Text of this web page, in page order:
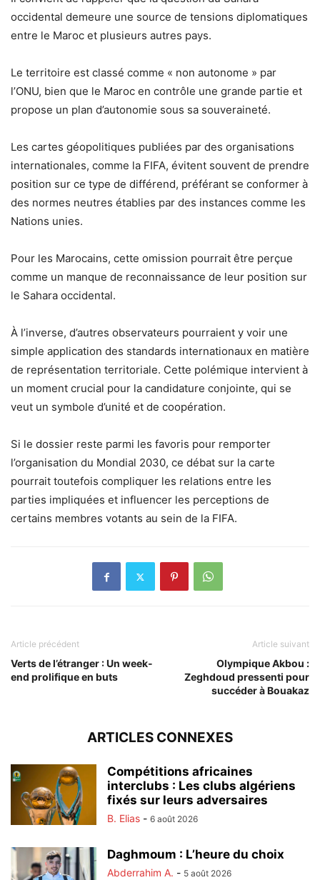
occidental demeure une source de tensions diplomatiques
entre le Maroc et plusieurs autres pays.
Le territoire est classé comme « non autonome » par
l’ONU, bien que le Maroc en contrôle une grande partie et
propose un plan d’autonomie sous sa souveraineté.
Les cartes géopolitiques publiées par des organisations
internationales, comme la FIFA, évitent souvent de prendre
position sur ce type de différend, préférant se conformer à
des normes neutres établies par des instances comme les
Nations unies.
Pour les Marocains, cette omission pourrait être perçue
comme un manque de reconnaissance de leur position sur
le Sahara occidental.
À l’inverse, d’autres observateurs pourraient y voir une
simple application des standards internationaux en matière
de représentation territoriale. Cette polémique intervient à
un moment crucial pour la candidature conjointe, qui se
veut un symbole d’unité et de coopération.
Si le dossier reste parmi les favoris pour remporter
l’organisation du Mondial 2030, ce débat sur la carte
pourrait toutefois compliquer les relations entre les
parties impliquées et influencer les perceptions de
certains membres votants au sein de la FIFA.
Article précédent
Verts de l’étranger : Un week-
end prolifique en buts
Article suivant
Olympique Akbou :
Zeghdoud pressenti pour
succéder à Bouakaz
ARTICLES CONNEXES
Compétitions africaines
interclubs : Les clubs algériens
fixés sur leurs adversaires
B. Elias - 6 août 2026
Daghmoum : L’heure du choix
Abderrahim A. - 5 août 2026